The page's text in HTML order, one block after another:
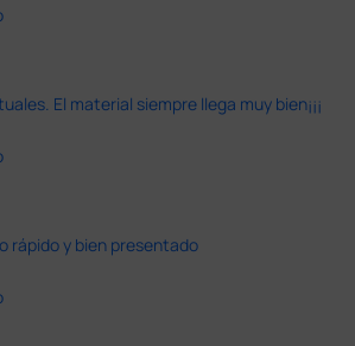
El material siempre llega muy bien¡¡¡
rápido y bien presentado